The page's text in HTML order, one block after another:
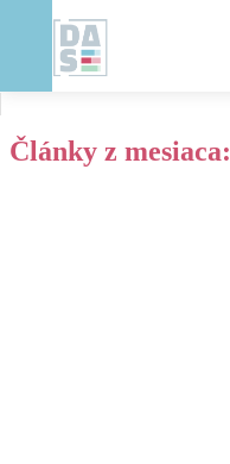
Články z mesiaca: